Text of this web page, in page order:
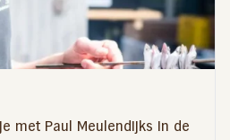
met Paul Meulendijks in de